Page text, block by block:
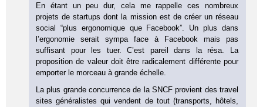
En étant un peu dur, cela me rappelle ces nombreux
projets de startups dont la mission est de créer un réseau
social “plus ergonomique que Facebook”. Un plus dans
l’ergonomie serait sympa face à Facebook mais pas
suffisant pour les tuer. C’est pareil dans la résa. La
proposition de valeur doit être radicalement différente pour
emporter le morceau à grande échelle.
La plus grande concurrence de la SNCF provient des travel
sites généralistes qui vendent de tout (transports, hôtels,